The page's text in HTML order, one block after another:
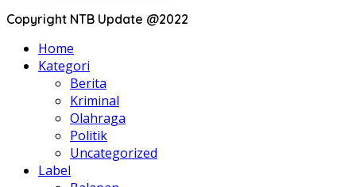
Copyright NTB Update @2022
Home
Kategori
Berita
Kriminal
Olahraga
Politik
Uncategorized
Label